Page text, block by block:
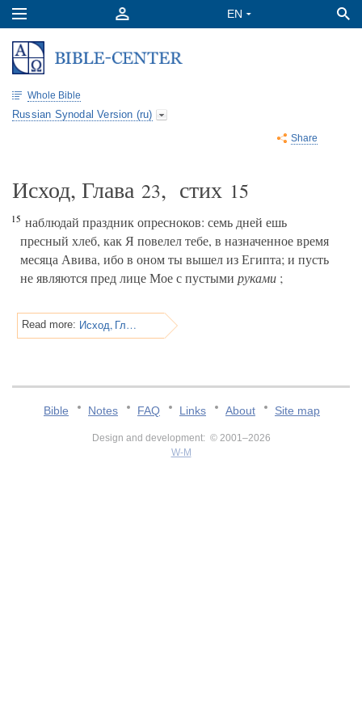
Whole Bible
Russian Synodal Version (ru)
Share
Исход, Глава 23, стих 15
15 наблюдай праздник опресноков: семь дней ешь
пресный хлеб, как Я повелел тебе, в назначенное время
месяца Авива, ибо в оном ты вышел из Египта; и пусть
не являются пред лице Мое с пустыми руками ;
Read more: Исход, Глава 23
Bible Notes FAQ Links About Site map
Design and development: © 2001–2026
W-M